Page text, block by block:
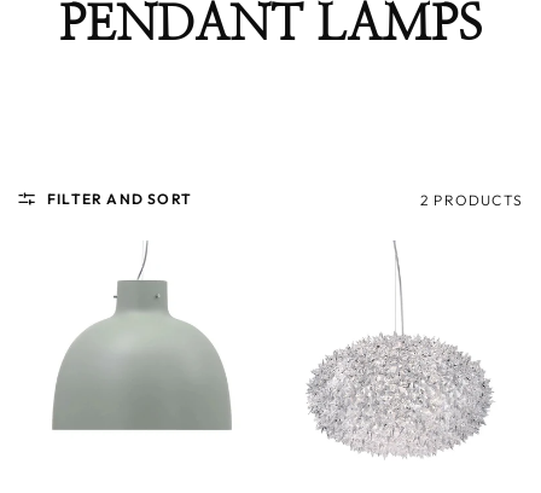
PENDANT LAMPS
FILTER AND SORT 2 PRODUCTS